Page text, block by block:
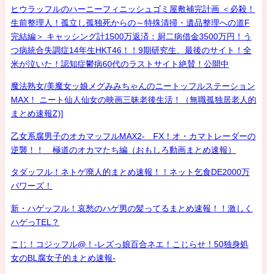
ヒウラッフルのハーニーフィニッシュゴミ屋敷補完計画 ＜必殺！
生前整理人！孤立し孤独死からの～特殊清掃・遺品整理への道F
完結編＞ キャッシング計1500万返済：厨二病借金3500万円！う
つ病統合失調症14年生HKT46！！9期研究生、最後のサイト！全
米が泣いた！認知症鬱病60代のラストサイト絶賛！公開中
魔法熟女/美魔女ッ娘メグみみちゃんのニートッフルステーション
MAX！ ニート仙人仙女の映画三昧老後生活！（無職孤独居老人的
まとめ速報Z)]
乙女系腐男子のオカマッフルMAX2- FX！オ・カマトレーダーの
逆襲！！ 極道のオカマたち編（おもしろ動画まとめ速報）
タダッフル！ネトゲ廃人的まとめ速報！！ネット乞食DE2000万
パワーズ！
新・ハゲッフル！哀愁のハゲ男の髪ってるまとめ速報！！激しく
ハゲっTEL？
こじ！コジッフル@！-レズっ娘百合ネエ！こじらせ！50独身処
女のBL腐女子的まとめ速報-